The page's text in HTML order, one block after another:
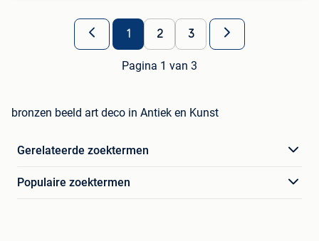
1 2 3
Pagina 1 van 3
bronzen beeld art deco in Antiek en Kunst
Gerelateerde zoektermen
Populaire zoektermen